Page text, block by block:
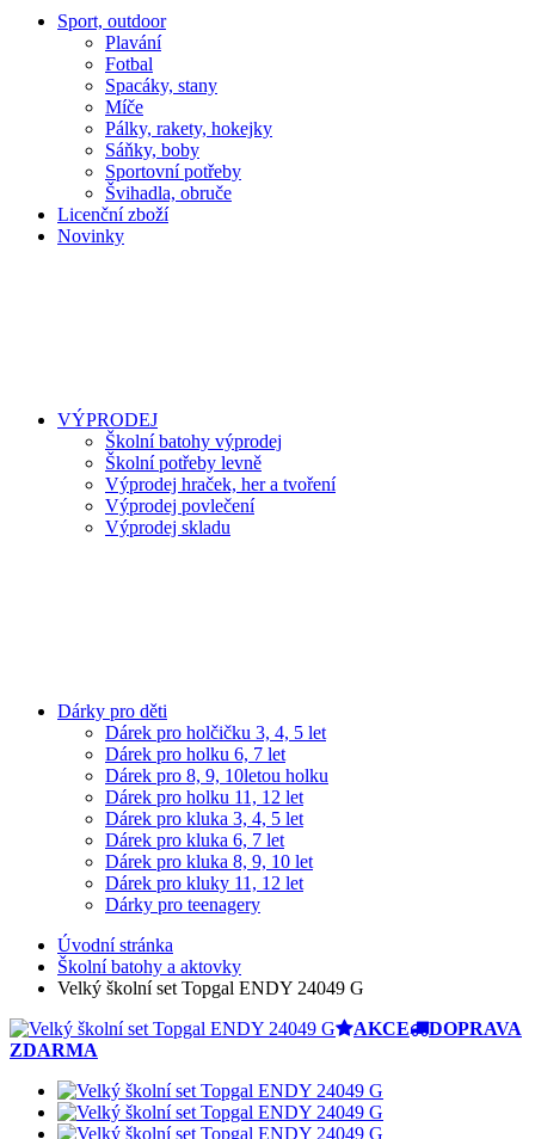
Sport, outdoor
Plavání
Fotbal
Spacáky, stany
Míče
Pálky, rakety, hokejky
Sáňky, boby
Sportovní potřeby
Švihadla, obruče
Licenční zboží
Novinky
VÝPRODEJ
Školní batohy výprodej
Školní potřeby levně
Výprodej hraček, her a tvoření
Výprodej povlečení
Výprodej skladu
Dárky pro děti
Dárek pro holčičku 3, 4, 5 let
Dárek pro holku 6, 7 let
Dárek pro 8, 9, 10letou holku
Dárek pro holku 11, 12 let
Dárek pro kluka 3, 4, 5 let
Dárek pro kluka 6, 7 let
Dárek pro kluka 8, 9, 10 let
Dárek pro kluky 11, 12 let
Dárky pro teenagery
Úvodní stránka
Školní batohy a aktovky
Velký školní set Topgal ENDY 24049 G
AKCE
DOPRAVA
ZDARMA